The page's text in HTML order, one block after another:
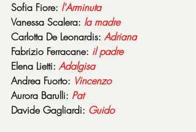
Sofia Fiore: l'Arminuta
Vanessa Scalera: la madre
Carlotta De Leonardis: Adriana
Fabrizio Ferracane: il padre
Elena Lietti: Adalgisa
Andrea Fuorto: Vincenzo
Aurora Barulli: Pat
Davide Gagliardi: Guido